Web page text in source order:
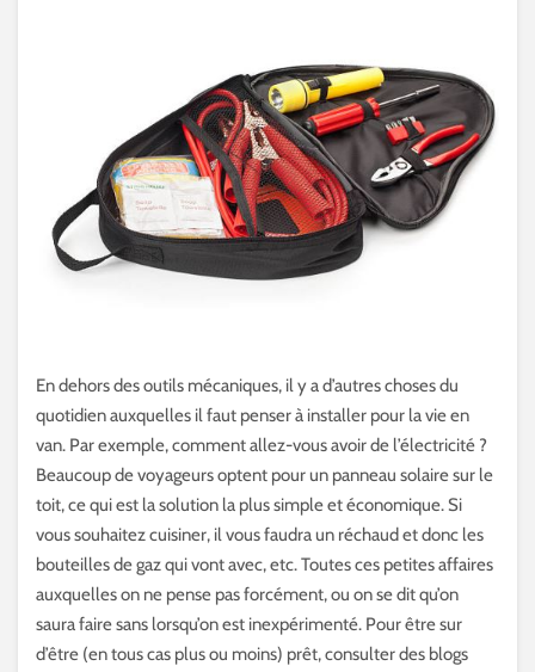
En dehors des outils mécaniques, il y a d’autres choses du
quotidien auxquelles il faut penser à installer pour la vie en
van. Par exemple, comment allez-vous avoir de l’électricité ?
Beaucoup de voyageurs optent pour un panneau solaire sur le
toit, ce qui est la solution la plus simple et économique. Si
vous souhaitez cuisiner, il vous faudra un réchaud et donc les
bouteilles de gaz qui vont avec, etc. Toutes ces petites affaires
auxquelles on ne pense pas forcément, ou on se dit qu’on
saura faire sans lorsqu’on est inexpérimenté. Pour être sur
d’être (en tous cas plus ou moins) prêt, consulter des blogs